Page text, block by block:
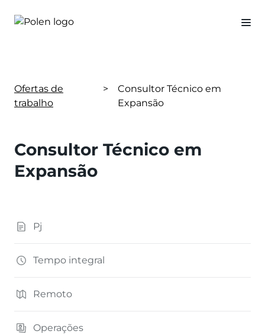
Ofertas de
trabalho
>
Consultor Técnico em
Expansão
Consultor Técnico em
Expansão
Pj
Tempo integral
Remoto
Operações